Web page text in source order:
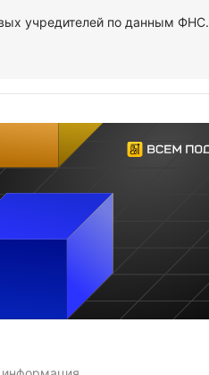
учредителей по данным ФНС.